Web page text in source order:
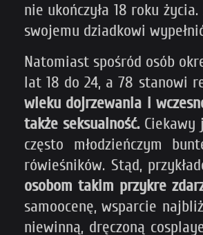
nie ukończyła 18 roku
swojemu dziadkowi
Natomiast spośród osób
lat 18 do 24, a 78 stanowi
wieku dojrzewania i
także seksualność.
często młodzieńczym
rówieśników. Stąd,
osobom takim przykre
samoocenę, wsparcie
niewinną, dręczoną